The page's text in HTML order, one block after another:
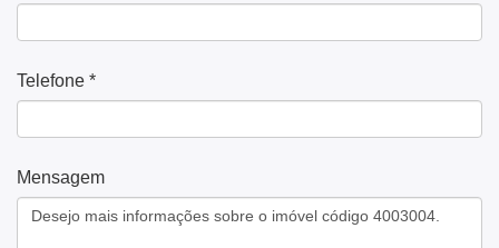
Telefone *
Mensagem